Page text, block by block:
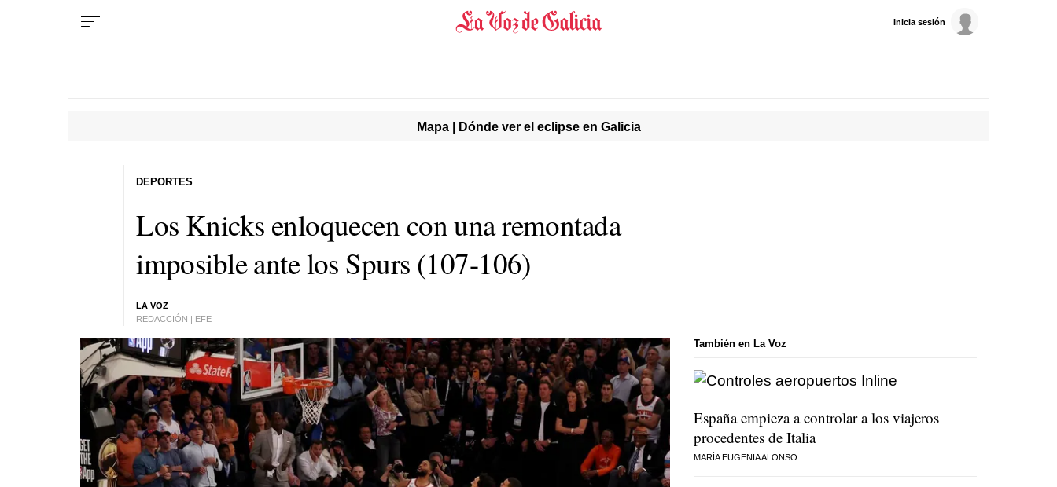
Inicia sesión
Mapa | Dónde ver el eclipse en Galicia
Los Knicks enloquecen con una remontada
imposible ante los Spurs (107-106)
LA VOZ
REDACCIÓN | EFE
DEPORTES
También en La Voz
España empieza a controlar a los viajeros
procedentes de Italia
MARÍA EUGENIA ALONSO